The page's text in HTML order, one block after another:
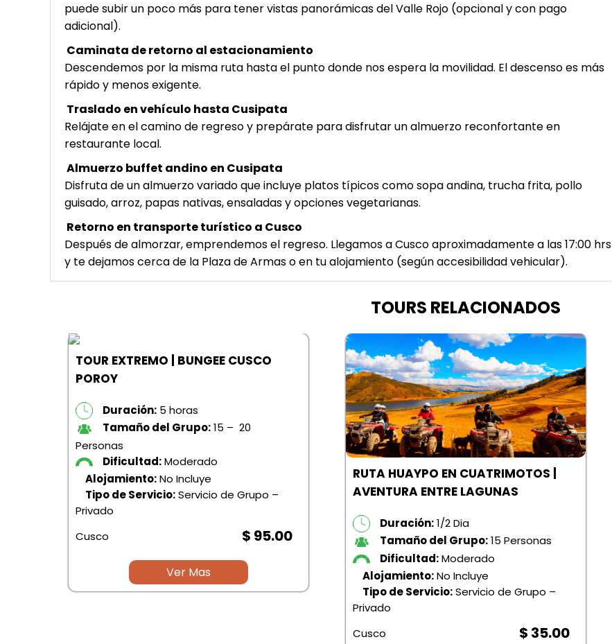
puede subir un poco más para tener vistas panorámicas del Valle Rojo (opcional y con pago
adicional).
Caminata de retorno al estacionamiento
Descendemos por la misma ruta hasta el punto donde nos espera la movilidad. El descenso es más
rápido y menos exigente.
Traslado en vehículo hasta Cusipata
Relájate en el camino de regreso y prepárate para disfrutar un almuerzo reconfortante en
restaurante local.
Almuerzo buffet andino en Cusipata
Disfruta de un almuerzo variado que incluye platos típicos como sopa andina, trucha frita, pollo
guisado, arroz, papas nativas, ensaladas y opciones vegetarianas.
Retorno en transporte turístico a Cusco
Después de almorzar, emprendemos el regreso. Llegamos a Cusco aproximadamente a las 17:00 hrs
y te dejamos cerca de la Plaza de Armas o en tu alojamiento (según accesibilidad vehicular).
TOURS RELACIONADOS
TOUR EXTREMO | BUNGEE CUSCO
POROY
Duración: 5 horas
Tamaño del Grupo:15 – 20
Personas
Dificultad:Moderado
Alojamiento:No Incluye
Tipo de Servicio:Servicio de Grupo –
Privado
Cusco
$ 95.00
Ver Mas
RUTA HUAYPO EN CUATRIMOTOS |
AVENTURA ENTRE LAGUNAS
Duración:1/2 Dia
Tamaño del Grupo:15 Personas
Dificultad:Moderado
Alojamiento:No Incluye
Tipo de Servicio:Servicio de Grupo –
Privado
Cusco
$ 35.00